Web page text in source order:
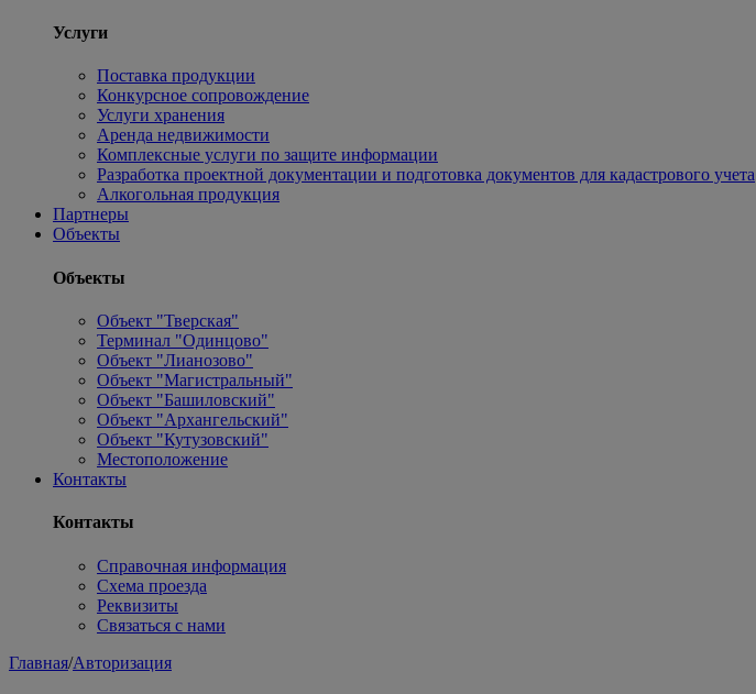
Услуги
Поставка продукции
Конкурсное сопровождение
Услуги хранения
Аренда недвижимости
Комплексные услуги по защите информации
Разработка проектной документации и подготовка документов для кадастрового учета
Алкогольная продукция
Партнеры
Объекты
Объекты
Объект "Тверская"
Терминал "Одинцово"
Объект "Лианозово"
Объект "Магистральный"
Объект "Башиловский"
Объект "Архангельский"
Объект "Кутузовский"
Местоположение
Контакты
Контакты
Справочная информация
Схема проезда
Реквизиты
Связаться с нами
Главная/Авторизация